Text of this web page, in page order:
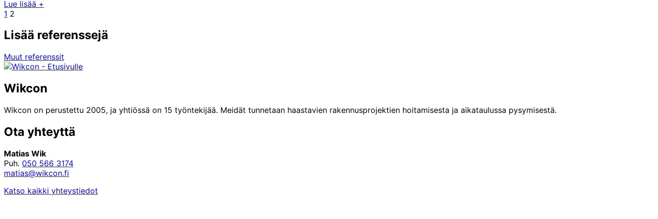
Lue lisää +
Edellinen
Sivu
1 Sivu
2
Lisää referenssejä
Muut referenssit
Wikcon
Wikcon on perustettu 2005, ja yhtiössä on 15 työntekijää. Meidät tunnetaan haastavien rakennusprojektien hoitamisesta ja aikataulussa pysymisestä.
Ota yhteyttä
Matias Wik
Puh. 050 566 3174
matias@wikcon.fi
Katso kaikki yhteystiedot